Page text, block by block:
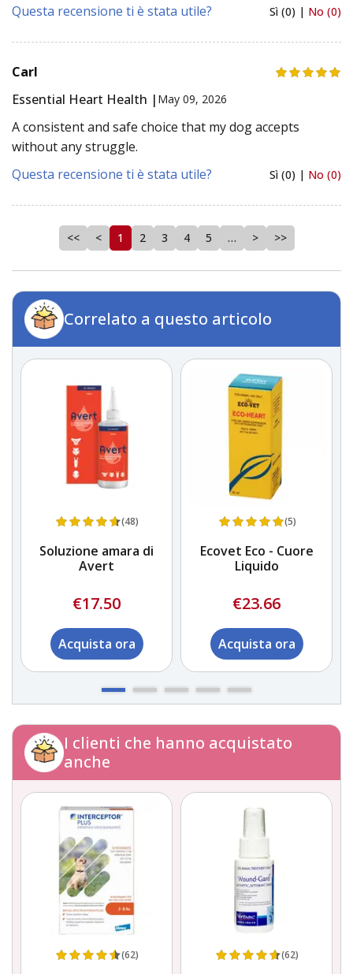
Questa recensione ti è stata utile? Sì (0) | No (0)
Carl
Essential Heart Health | May 09, 2026
A consistent and safe choice that my dog accepts
without any struggle.
Questa recensione ti è stata utile?
Sì (0) | No (0)
<< < 1 2 3 4 5 … > >>
Correlato a questo articolo
(48)
Soluzione amara di
Avert
€17.50
Acquista ora
(5)
Ecovet Eco - Cuore
Liquido
€23.66
Acquista ora
I clienti che hanno acquistato
anche
(62) (62)